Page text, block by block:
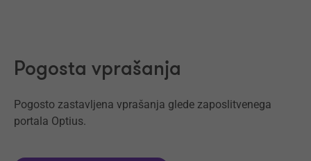
Pogosta vprašanja
Pogosto zastavljena vprašanja glede zaposlitvenega
portala Optius.